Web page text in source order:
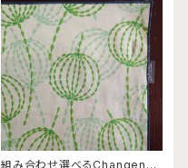
組み合わせ選べるChangenab